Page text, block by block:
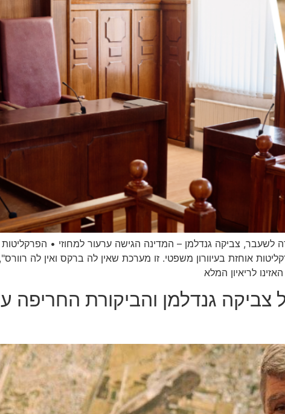
צביקה גנדלמן – המדינה הגישה ערעור למחוזי •
אוחזת בעיוורון משפטי. זו מערכת שאין לה ברקס ואין לה
לריאיון המלא
גנדלמן והביקורת החריפה